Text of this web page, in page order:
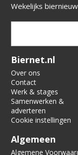
Wekelijks
Verification code:
Biernet.nl
Over ons
Contact
Werk & stages
Samenwerken &
adverteren
Cookie instellingen
Algemeen
Algemene